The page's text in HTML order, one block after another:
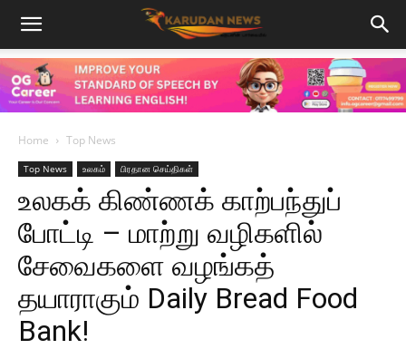
Home Top News
Top News உலகம் பிரதான செய்திகள்
உலகக் கிண்ணக் காற்பந்துப்
போட்டி – மாற்று வழிகளில்
சேவைகளை வழங்கத்
தயாராகும் Daily Bread Food
Bank!